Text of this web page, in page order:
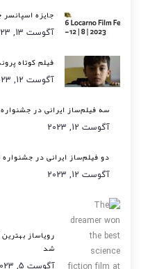
جایزه اسپانسر
آگوست 13, 2023
فیلم کوتاه
آگوست 12, 2023
سه فیلم‌ساز ایرانی در جشنواره
آگوست 12, 2023
دو فیلم‌ساز ایرانی در جشنواره
آگوست 12, 2023
شد
آگوست 5, 2023